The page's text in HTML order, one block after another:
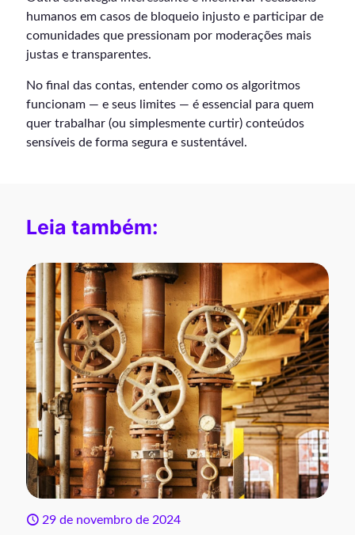
humanos em casos de bloqueio injusto e participar de
comunidades que pressionam por moderações mais
justas e transparentes.
No final das contas, entender como os algoritmos
funcionam — e seus limites — é essencial para quem
quer trabalhar (ou simplesmente curtir) conteúdos
sensíveis de forma segura e sustentável.
Leia também:
29 de novembro de 2024